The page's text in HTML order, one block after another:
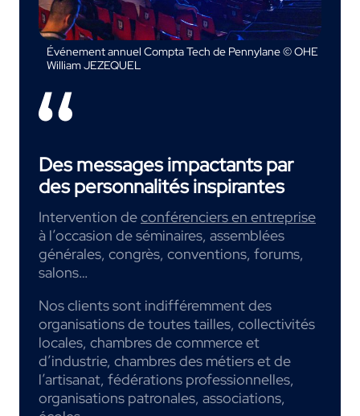
Événement annuel Compta Tech de Pennylane © OHE
William JEZEQUEL
Des messages impactants par
des personnalités inspirantes
Intervention deconférenciers en entreprise
à l’occasion de séminaires, assemblées
générales, congrès, conventions, forums,
salons…
Nos clients sont indifféremment des
organisations de toutes tailles, collectivités
locales, chambres de commerce et
d’industrie, chambres des métiers et de
l’artisanat, fédérations professionnelles,
organisations patronales, associations,